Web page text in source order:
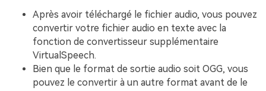
Après avoir téléchargé le fichier audio, vous pouvez
convertir votre fichier audio en texte avec la
fonction de convertisseur supplémentaire
VirtualSpeech.
Bien que le format de sortie audio soit OGG, vous
pouvez le convertir à un autre format avant de le